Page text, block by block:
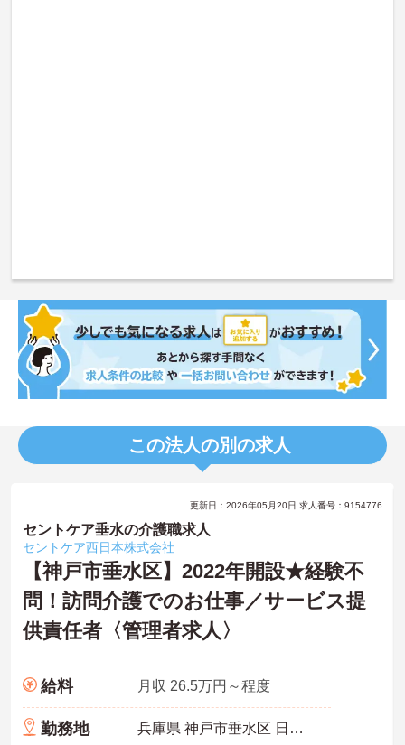
この法人の別の求人
更新日：2026年05月20日 求人番号：9154776
セントケア垂水の介護職求人
セントケア西日本株式会社
【神戸市垂水区】2022年開設★経験不
問！訪問介護でのお仕事／サービス提
供責任者〈管理者求人〉
給料 月収 26.5万円～程度
勤務地 兵庫県 神戸市垂水区 日向2-1-1 勝見ビル201